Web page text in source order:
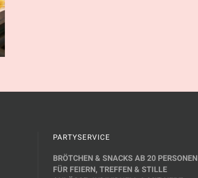
PARTYSERVICE
BRÖTCHEN & SNACKS AB 20 PERSONEN
FÜR FEIERN, TREFFEN & STILLE